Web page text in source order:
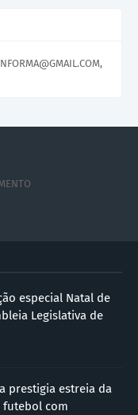
especial Natal de
Legislativa de
prestigia estreia da
futebol com